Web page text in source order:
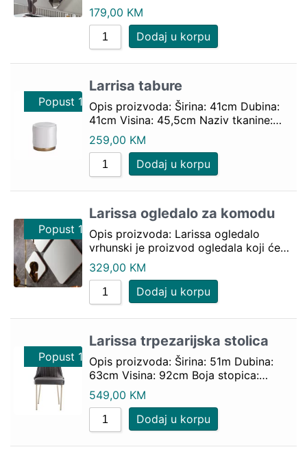
179,00 KM
Dodaj u korpu
Popust 10%
Larrisa tabure
Opis proizvoda: Širina: 41cm Dubina:
41cm Visina: 45,5cm Naziv tkanine:…
259,00 KM
Dodaj u korpu
Popust 10%
Larissa ogledalo za komodu
Opis proizvoda: Larissa ogledalo
vrhunski je proizvod ogledala koji će…
329,00 KM
Dodaj u korpu
Popust 10%
Popust 10%
Larissa trpezarijska stolica
Opis proizvoda: Širina: 51m Dubina:
63cm Visina: 92cm Boja stopica:…
549,00 KM
Dodaj u korpu